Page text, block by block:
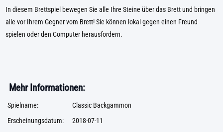
In diesem Brettspiel bewegen Sie alle Ihre Steine über das Brett und bringen
alle vor Ihrem Gegner vom Brett! Sie können lokal gegen einen Freund
spielen oder den Computer herausfordern.
Mehr Informationen:
Spielname:
Classic Backgammon
Erscheinungsdatum:
2018-07-11